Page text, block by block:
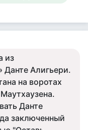
из
Алигьери.
на воротах
Данте
заключенный